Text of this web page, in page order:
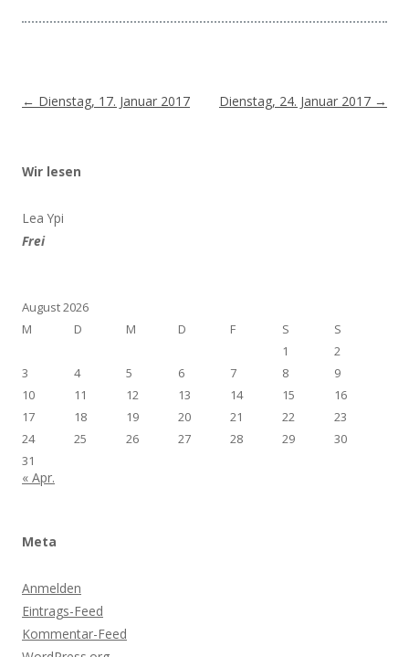
Beitragsnavigation
← Dienstag, 17. Januar 2017 Dienstag, 24. Januar 2017 →
Wir lesen
Lea Ypi
Frei
August 2026
M
D M D F S
S
1
2
3
4 5 6 7 8
9
10
11 12 13 14 15
16
17
18 19 20 21 22
23
24
25 26 27 28 29
30
31
« Apr.
Meta
Anmelden
Eintrags-Feed
Kommentar-Feed